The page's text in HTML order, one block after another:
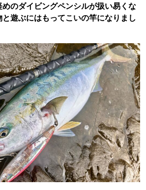
めのダイビングペンシルが扱い易くな
遊ぶにはもってこいの竿になりまし